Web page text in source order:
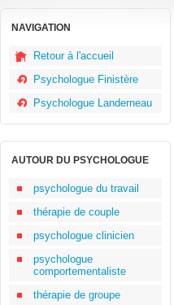
NAVIGATION
Retour à l'accueil
Psychologue Finistère
Psychologue Landerneau
AUTOUR DU PSYCHOLOGUE
psychologue du travail
thérapie de couple
psychologue clinicien
psychologue
comportementaliste
thérapie de groupe